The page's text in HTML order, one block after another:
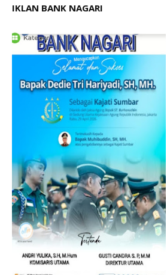
IKLAN BANK NAGARI